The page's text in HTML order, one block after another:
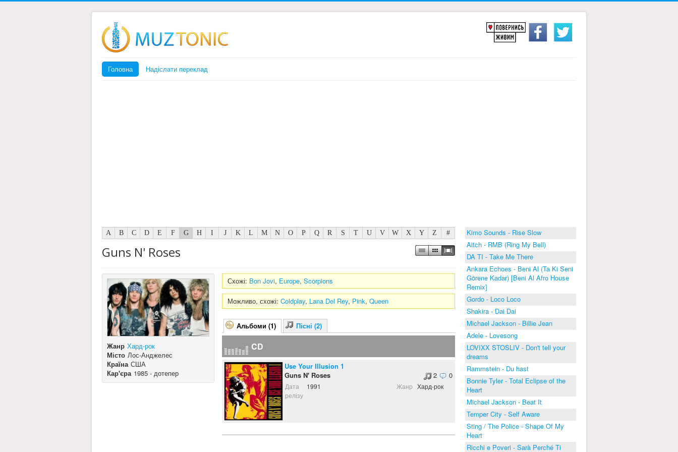
Головна Надіслати переклад
A B C D E F G H I J K L M N O P Q R S T U V W X Y Z #
Guns N' Roses
Жанр Хард-рок
Місто Лос-Анджелес
Країна США
Кар'єра 1985 - дотепер
Схожі: Bon Jovi, Europe,Scorpions
Можливо, схожі:Coldplay, Lana Del Rey, Pink,Queen
Альбоми (1) Пісні (2)
CD
Use Your Illusion 1
Guns N' Roses
2 0
Дата
релізу
1991 Жанр Хард-рок
Kimo Sounds - Rise Slow
Aitch - RMB (Ring My Bell)
DA TI - Take Me There
Ankara Echoes - Beni Al (Ta Ki Seni
Görene Kadar) [Beni Al Afro House
Remix]
Gordo - Loco Loco
Shakira - Dai Dai
Michael Jackson - Billie Jean
Adele - Lovesong
LOVIXX STOSLIV - Don't tell your
dreams
Rammstein - Du hast
Bonnie Tyler - Total Eclipse of the
Heart
Michael Jackson - Beat It
Temper City - Self Aware
Sting / The Police - Shape Of My
Heart
Ricchi e Poveri - Sarà Perché Ti